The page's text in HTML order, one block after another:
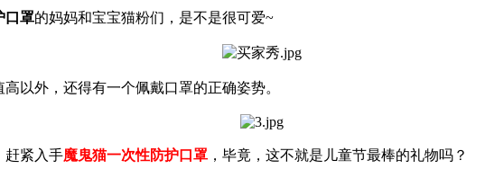
口罩的妈妈和宝宝猫粉们，是不是很可爱~
以外，还得有一个佩戴口罩的正确姿势。
赶紧入手魔鬼猫一次性防护口罩 ，毕竟，这不就是儿童节最棒的礼物吗？